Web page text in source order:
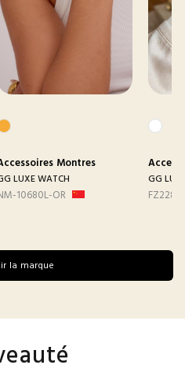
Montres
LUXE WATCH
10680L-OR
GG
FZ2282
la marque